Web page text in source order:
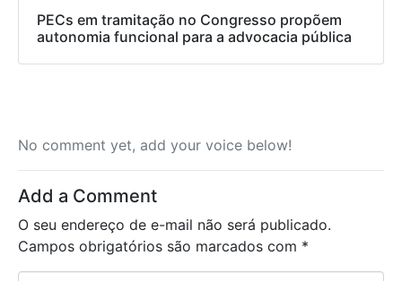
PECs em tramitação no Congresso propõem
autonomia funcional para a advocacia pública
No comment yet, add your voice below!
Add a Comment
O seu endereço de e-mail não será publicado.
Campos obrigatórios são marcados com *